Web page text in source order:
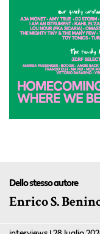
Dello stesso autore
Enrico S.